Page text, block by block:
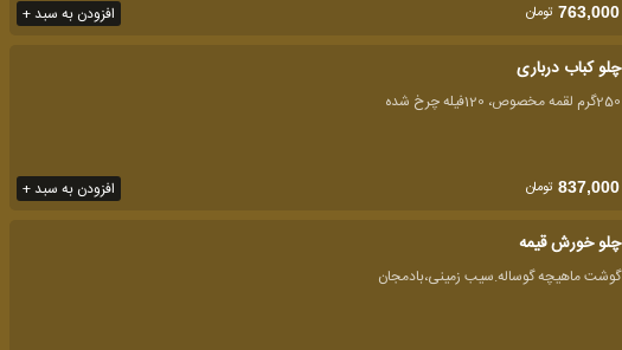
افزودن به سبد + 763,000 تومان
چلو کباب درباری
250گرم لقمه مخصوص، 120فیله چرخ شده
افزودن به سبد + 837,000 تومان
چلو خورش قیمه
گوشت ماهیچه گوساله.سیب زمینی،بادمجان